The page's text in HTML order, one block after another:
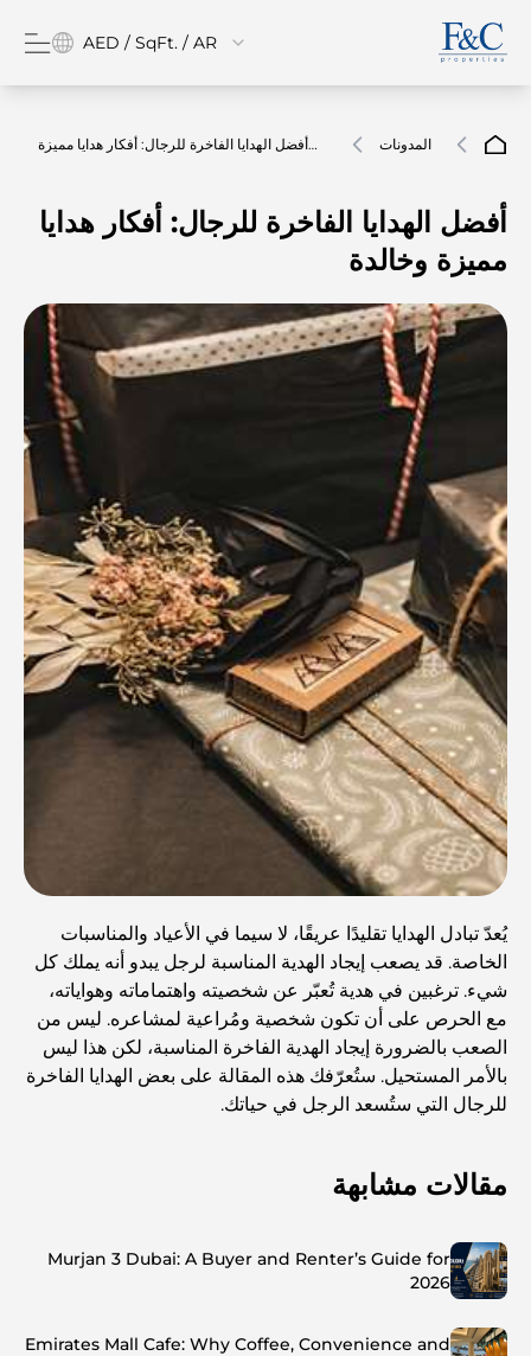
AED / SqFt. / AR
المدونات
أفضل الهدايا الفاخرة للرجال: أفكار هدايا مميزة
أفضل الهدايا الفاخرة للرجال: أفكار هدايا
مميزة وخالدة
يُعدّ تبادل الهدايا تقليدًا عريقًا، لا سيما في الأعياد والمناسبات
الخاصة. قد يصعب إيجاد الهدية المناسبة لرجل يبدو أنه يملك كل
شيء. ترغبين في هدية تُعبّر عن شخصيته واهتماماته وهواياته،
مع الحرص على أن تكون شخصية ومُراعية لمشاعره. ليس من
الصعب بالضرورة إيجاد الهدية الفاخرة المناسبة، لكن هذا ليس
بالأمر المستحيل. ستُعرّفك هذه المقالة على بعض الهدايا الفاخرة
للرجال التي ستُسعد الرجل في حياتك.
مقالات مشابهة
Murjan 3 Dubai: A Buyer and Renter’s Guide for
2026
Emirates Mall Cafe: Why Coffee, Convenience and